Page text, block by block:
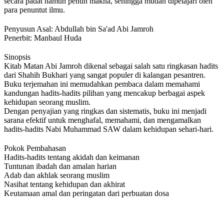
para penuntut ilmu.
Penyusun Asal: Abdullah bin Sa'ad Abi Jamroh
Penerbit: Manbaul Huda
Sinopsis
Kitab Matan Abi Jamroh dikenal sebagai salah satu ringkasan hadits
dari Shahih Bukhari yang sangat populer di kalangan pesantren.
Buku terjemahan ini memudahkan pembaca dalam memahami
kandungan hadits-hadits pilihan yang mencakup berbagai aspek
kehidupan seorang muslim.
Dengan penyajian yang ringkas dan sistematis, buku ini menjadi
sarana efektif untuk menghafal, memahami, dan mengamalkan
hadits-hadits Nabi Muhammad SAW dalam kehidupan sehari-hari.
Pokok Pembahasan
Hadits-hadits tentang akidah dan keimanan
Tuntunan ibadah dan amalan harian
Adab dan akhlak seorang muslim
Nasihat tentang kehidupan dan akhirat
Keutamaan amal dan peringatan dari perbuatan dosa